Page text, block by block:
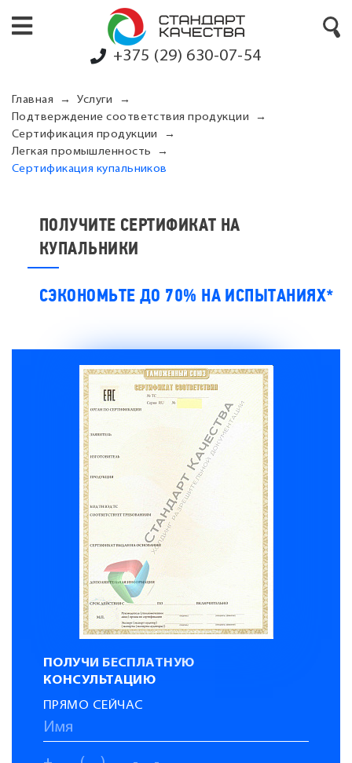
+375 (29) 630-07-54
Главная
Услуги
Подтверждение соответствия продукции
Сертификация продукции
Легкая промышленность
Сертификация купальников
ПОЛУЧИТЕ СЕРТИФИКАТ НА
КУПАЛЬНИКИ
СЭКОНОМЬТЕ ДО 70% НА ИСПЫТАНИЯХ*
ПОЛУЧИ БЕСПЛАТНУЮ
КОНСУЛЬТАЦИЮ
ПРЯМО СЕЙЧАС